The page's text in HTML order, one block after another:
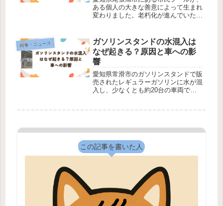
ある個人の大きな善意によって生まれ
変わりました。老朽化が進んでいたプ
円の寄付が寄せられ、大規模な改修工
事を経て2026年7月4日、待望...
時事・ニュース
ガソリンスタンドの水混入は
なぜ起きる？原因と車への影
響
愛知県常滑市のガソリンスタンドで販
売されたレギュラーガソリンに水が混
入し、少なくとも約20台の車両で走
この記事を書いた人